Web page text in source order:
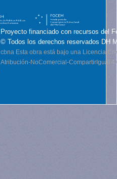
Proyecto financiado con recursos del
© Todos los derechos reservados DH
cbna Esta obra está bajo una Licencia
Atribución-NoComercial-CompartirIgual